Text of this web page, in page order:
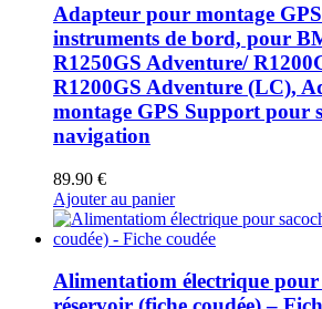
Adapteur pour montage GPS
instruments de bord, pour
R1250GS Adventure/
R1200GS Adventure (LC),
montage GPS Support pour
navigation
89.90 €
Ajouter au panier
Alimentatiom électrique pour